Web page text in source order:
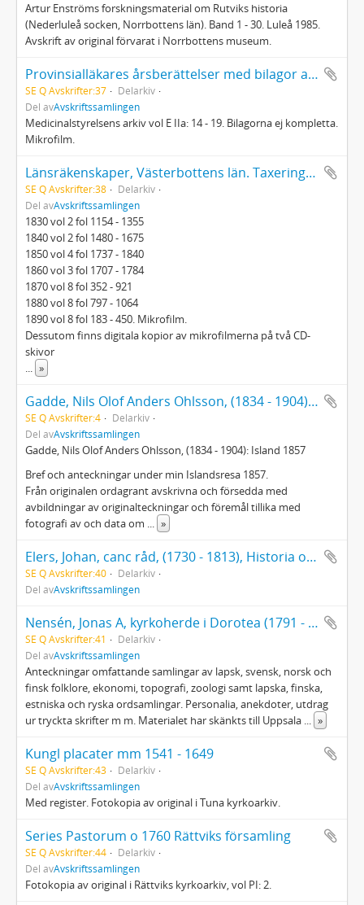
Artur Enströms forskningsmaterial om Rutviks historia
(Nederluleå socken, Norrbottens län). Band 1 - 30. Luleå 1985.
Avskrift av original förvarat i Norrbottens museum.
Provinsialläkares årsberättelser med bilagor avs Ytterlännäs provinsialläkardistrikt 1918, 1919
SE Q Avskrifter:37
Delarkiv
Del avAvskriftssamlingen
Medicinalstyrelsens arkiv vol E IIa: 14 - 19. Bilagorna ej kompletta.
Mikrofilm.
Länsräkenskaper, Västerbottens län. Taxeringslängder Skellefteå socken
SE Q Avskrifter:38
Delarkiv
Del avAvskriftssamlingen
1830 vol 2 fol 1154 - 1355
1840 vol 2 fol 1480 - 1675
1850 vol 4 fol 1737 - 1840
1860 vol 3 fol 1707 - 1784
1870 vol 8 fol 352 - 921
1880 vol 8 fol 797 - 1064
1890 vol 8 fol 183 - 450. Mikrofilm.
Dessutom finns digitala kopior av mikrofilmerna på två CD-
skivor
... »
Gadde, Nils Olof Anders Ohlsson, (1834 - 1904): Island 1857
SE Q Avskrifter:4
Delarkiv
Del avAvskriftssamlingen
Gadde, Nils Olof Anders Ohlsson, (1834 - 1904): Island 1857
Bref och anteckningar under min Islandsresa 1857.
Från originalen ordagrant avskrivna och försedda med
avbildningar av originalteckningar och föremål tillika med
fotografi av och data om ... »
Elers, Johan, canc råd, (1730 - 1813), Historia om vägarna i Sverige
SE Q Avskrifter:40
Delarkiv
Del avAvskriftssamlingen
Nensén, Jonas A, kyrkoherde i Dorotea (1791 - 1881)
SE Q Avskrifter:41
Delarkiv
Del avAvskriftssamlingen
Anteckningar omfattande samlingar av lapsk, svensk, norsk och
finsk folklore, ekonomi, topografi, zoologi samt lapska, finska,
estniska och ryska ordsamlingar. Personalia, anekdoter, utdrag
ur tryckta skrifter m m. Materialet har skänkts till Uppsala ... »
Kungl placater mm 1541 - 1649
SE Q Avskrifter:43
Delarkiv
Del avAvskriftssamlingen
Med register. Fotokopia av original i Tuna kyrkoarkiv.
Series Pastorum o 1760 Rättviks församling
SE Q Avskrifter:44
Delarkiv
Del avAvskriftssamlingen
Fotokopia av original i Rättviks kyrkoarkiv, vol PI: 2.